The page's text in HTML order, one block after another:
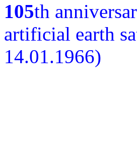
105th
artificial earth
14.01.1966)